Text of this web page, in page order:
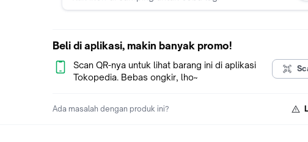
*Resiko di ekspedisi bukan tanggung jawab kami, silahkan
*Melakukan order berarti dianggap setuju.
===== Tidak ada garansi toko untuk produk apapun / klaim
bisa langsung ke produsen =====
Beli di aplikasi, makin banyak promo!
Scan QR-nya untuk lihat barang ini di aplikasi
Tokopedia. Bebas ongkir, lho~
Ada masalah dengan produk ini?